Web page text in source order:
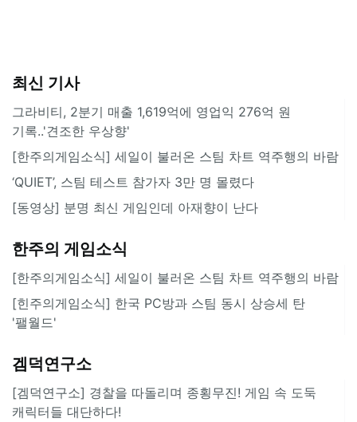
최신 기사
그라비티, 2분기 매출 1,619억에 영업익 276억 원
기록..'견조한 우상향'
[한주의게임소식] 세일이 불러온 스팀 차트 역주행의 바람
‘QUIET’, 스팀 테스트 참가자 3만 명 몰렸다
[동영상] 분명 최신 게임인데 아재향이 난다
한주의 게임소식
[한주의게임소식] 세일이 불러온 스팀 차트 역주행의 바람
[힌주의게임소식] 한국 PC방과 스팀 동시 상승세 탄
'팰월드'
겜덕연구소
[겜덕연구소] 경찰을 따돌리며 종횡무진! 게임 속 도둑
캐릭터들 대단하다!